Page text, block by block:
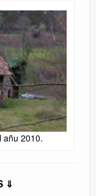
añu 2010.
⇓